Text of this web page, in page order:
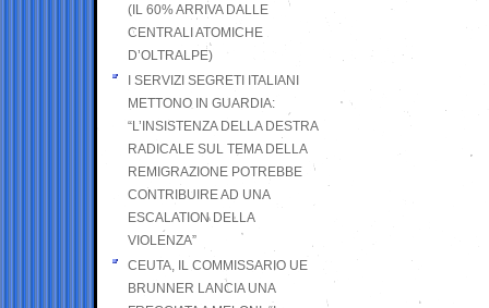
(IL 60% ARRIVA DALLE
CENTRALI ATOMICHE
D’OLTRALPE)
I SERVIZI SEGRETI ITALIANI
METTONO IN GUARDIA:
“L’INSISTENZA DELLA DESTRA
RADICALE SUL TEMA DELLA
REMIGRAZIONE POTREBBE
CONTRIBUIRE AD UNA
ESCALATION DELLA
VIOLENZA”
CEUTA, IL COMMISSARIO UE
BRUNNER LANCIA UNA